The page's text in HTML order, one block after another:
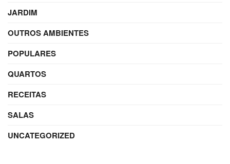
JARDIM
OUTROS AMBIENTES
POPULARES
QUARTOS
RECEITAS
SALAS
UNCATEGORIZED